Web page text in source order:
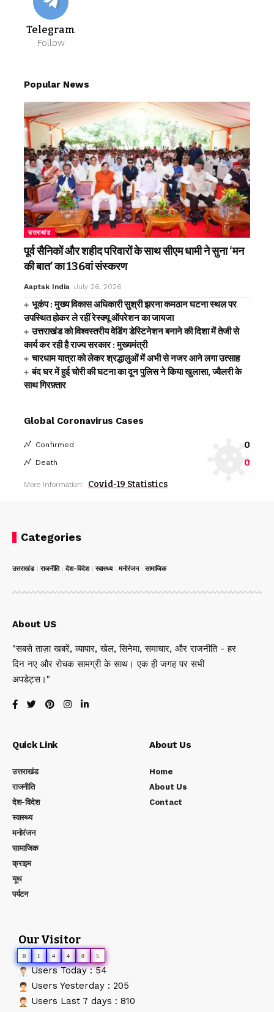
Telegram
Follow
Popular News
उत्तराखंड
पूर्व सैनिकों और शहीद परिवारों के साथ सीएम धामी ने सुना ‘मन
की बात’ का 136वां संस्करण
Aaptak India July 26, 2026
भूकंप : मुख्य विकास अधिकारी सुश्री झरना कमठान घटना स्थल पर
उपस्थित होकर ले रहीं रेस्क्यू ऑपरेशन का जायजा
उत्तराखंड को विश्वस्तरीय वेडिंग डेस्टिनेशन बनाने की दिशा में तेजी से
कार्य कर रही है राज्य सरकार : मुख्यमंत्री
चारधाम यात्रा को लेकर श्रद्धालुओं में अभी से नजर आने लगा उत्साह
बंद घर में हुई चोरी की घटना का दून पुलिस ने किया खुलासा, ज्वैलरी के
साथ गिरफ़्तार
Global Coronavirus Cases
Confirmed 0
Death 0
More Information: Covid-19 Statistics
Categories
उत्तराखंड राजनीति देश-विदेश स्वास्थ्य मनोरंजन सामाजिक
About US
"सबसे ताज़ा खबरें, व्यापार, खेल, सिनेमा, समाचार, और राजनीति - हर
दिन नए और रोचक सामग्री के साथ। एक ही जगह पर सभी
अपडेट्स।"
Quick Link
उत्तराखंड
राजनीति
देश-विदेश
स्वास्थ्य
मनोरंजन
सामाजिक
क्राइम
यूथ
पर्यटन
About Us
Home
About Us
Contact
Our Visitor
0 1 4 4 8 5
Users Today : 54
Users Yesterday : 205
Users Last 7 days : 810